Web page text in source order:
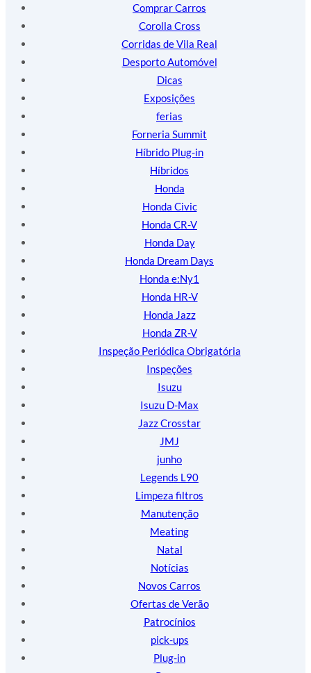
Comprar Carros
Corolla Cross
Corridas de Vila Real
Desporto Automóvel
Dicas
Exposições
ferias
Forneria Summit
Híbrido Plug-in
Híbridos
Honda
Honda Civic
Honda CR-V
Honda Day
Honda Dream Days
Honda e:Ny1
Honda HR-V
Honda Jazz
Honda ZR-V
Inspeção Periódica Obrigatória
Inspeções
Isuzu
Isuzu D-Max
Jazz Crosstar
JMJ
junho
Legends L90
Limpeza filtros
Manutenção
Meating
Natal
Notícias
Novos Carros
Ofertas de Verão
Patrocínios
pick-ups
Plug-in